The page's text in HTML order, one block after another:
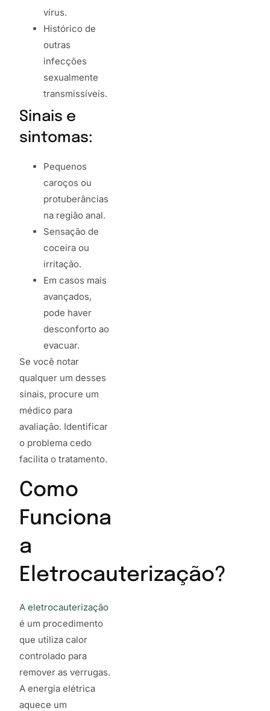
vírus.
Histórico de
outras
infecções
sexualmente
transmissíveis.
Sinais e
sintomas:
Pequenos
caroços ou
protuberâncias
na região anal.
Sensação de
coceira ou
irritação.
Em casos mais
avançados,
pode haver
desconforto ao
evacuar.
Se você notar
qualquer um desses
sinais, procure um
médico para
avaliação. Identificar
o problema cedo
facilita o tratamento.
Como
Funciona
a
Eletrocauterização?
Aeletrocauterização
é um procedimento
que utiliza calor
controlado para
remover as verrugas.
A energia elétrica
aquece um